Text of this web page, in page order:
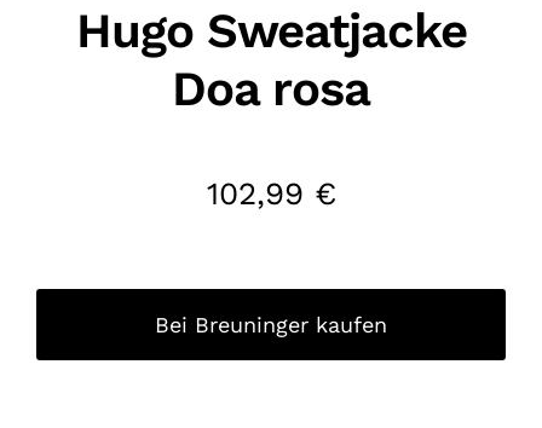
Hugo Sweatjacke
Doa rosa
102,99 €
Bei Breuninger kaufen